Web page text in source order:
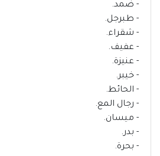
- ضمد.
- طبرجل.
- شقراء.
- عفيف.
- عنيزة.
- خيبر.
- الحائط.
- رجال المع.
- ميسان.
- بدر.
- بحرة.